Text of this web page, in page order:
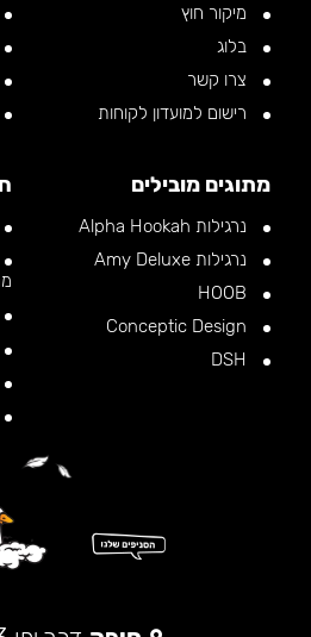
מיקור חוץ
בלוג
צרו קשר
רישום למועדון לקוחות
מתוגים מובילים
נרגילות Alpha Hookah
נרגילות Amy Deluxe